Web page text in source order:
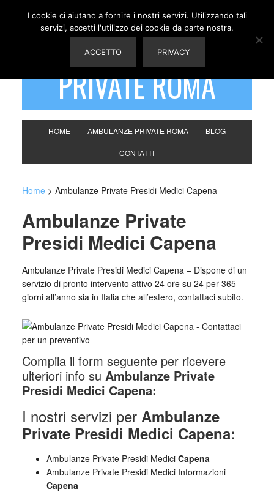
AMBULANZE
PRIVATE ROMA
HOME AMBULANZE PRIVATE ROMA BLOG
CONTATTI
Home > Ambulanze Private Presidi Medici Capena
Ambulanze Private
Presidi Medici Capena
Ambulanze Private Presidi Medici Capena – Dispone di un
servizio di pronto intervento attivo 24 ore su 24 per 365
giorni all’anno sia in Italia che all’estero, contattaci subito.
Compila il form seguente per ricevere
ulteriori info su Ambulanze Private
Presidi Medici Capena:
I nostri servizi per Ambulanze
Private Presidi Medici Capena:
Ambulanze Private Presidi Medici Capena
Ambulanze Private Presidi Medici Informazioni
Capena
I cookie ci aiutano a fornire i nostri servizi. Utilizzando tali
servizi, accetti l'utilizzo dei cookie da parte nostra.
ACCETTO PRIVACY